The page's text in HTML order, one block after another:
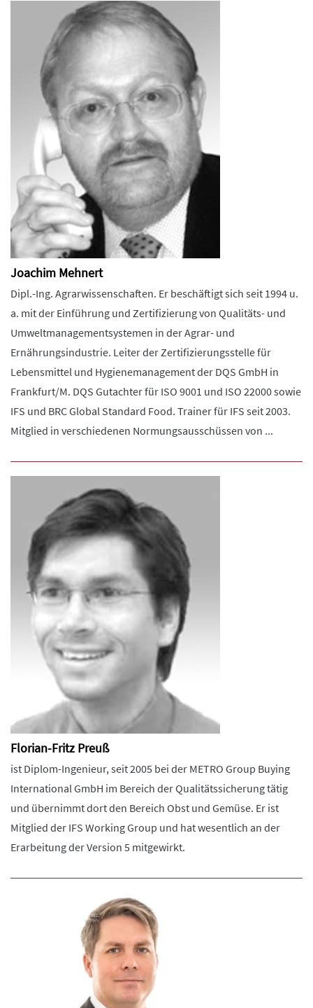
Joachim Mehnert
Dipl.-Ing. Agrarwissenschaften. Er beschäftigt sich seit 1994 u.
a. mit der Einführung und Zertifizierung von Qualitäts- und
Umweltmanagementsystemen in der Agrar- und
Ernährungsindustrie. Leiter der Zertifizierungsstelle für
Lebensmittel und Hygienemanagement der DQS GmbH in
Frankfurt/M. DQS Gutachter für ISO 9001 und ISO 22000 sowie
IFS und BRC Global Standard Food. Trainer für IFS seit 2003.
Mitglied in verschiedenen Normungsausschüssen von ...
Florian-Fritz Preuß
ist Diplom-Ingenieur, seit 2005 bei der METRO Group Buying
International GmbH im Bereich der Qualitätssicherung tätig
und übernimmt dort den Bereich Obst und Gemüse. Er ist
Mitglied der IFS Working Group und hat wesentlich an der
Erarbeitung der Version 5 mitgewirkt.